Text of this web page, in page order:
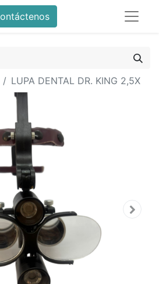
LUPA DENTAL DR. KING 2,5X